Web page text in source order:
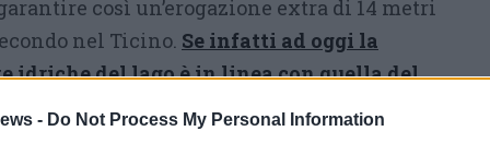
- Do Not Process My Personal Information
così un’erogazione extra di 14 metri
nel Ticino. Se infatti ad oggi la
idriche del lago è in linea con quella del
è stata proprio quella scorta
il disastro.